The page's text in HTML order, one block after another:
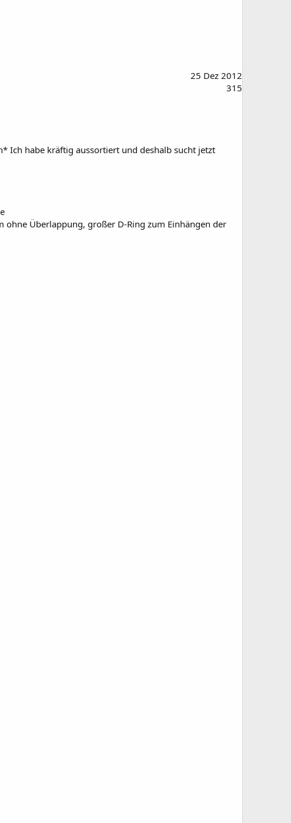
25 Dez 2012
315
Ich habe kräftig aussortiert und deshalb sucht jetzt
Überlappung, großer D-Ring zum Einhängen der